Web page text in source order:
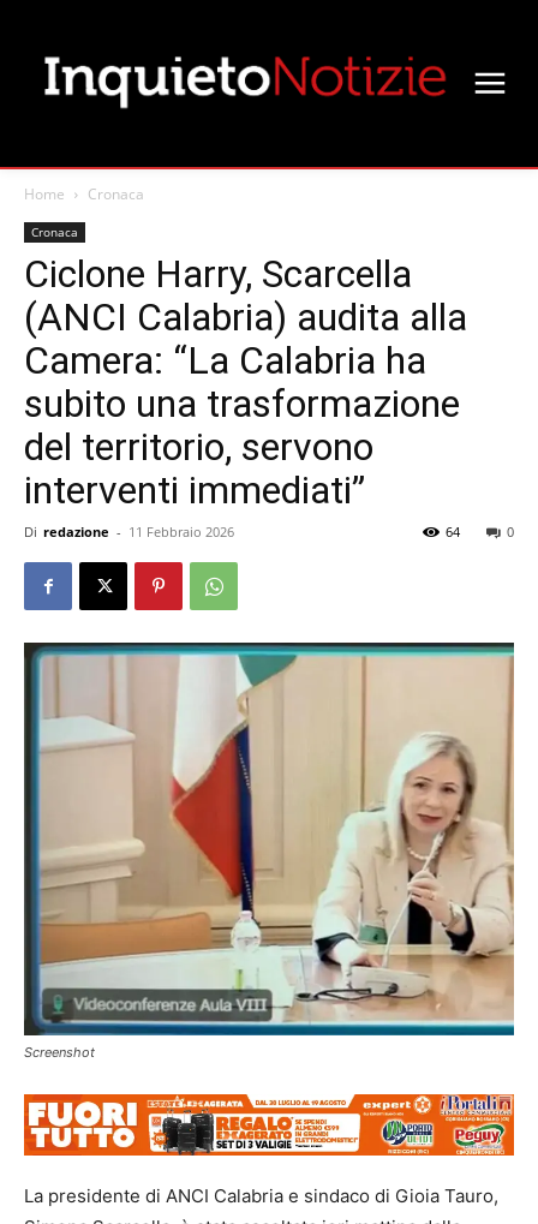
Home Cronaca
Cronaca
Ciclone Harry, Scarcella
(ANCI Calabria) audita alla
Camera: “La Calabria ha
subito una trasformazione
del territorio, servono
interventi immediati”
Di redazione - 11 Febbraio 2026 0
64
Screenshot
La presidente di ANCI Calabria e sindaco di Gioia Tauro,